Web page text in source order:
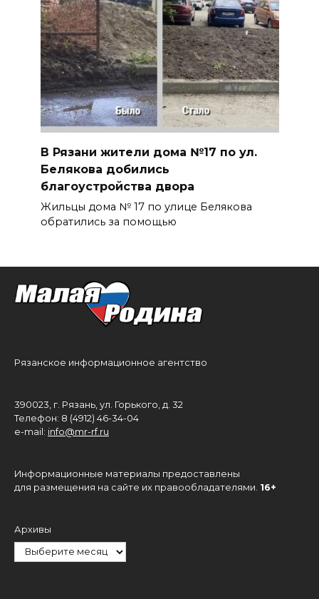
В Рязани жители дома №17 по ул.
Белякова добились
благоустройства двора
Жильцы дома № 17 по улице Белякова
обратились за помощью
Рязанское информационное агентство
390023, г. Рязань, ул. Горького, д. 32
Телефон: 8 (4912) 46-34-04
e-mail: info@mr-rf.ru
Информационные материалы предоставлены
для размещения на сайте их правообладателями. 16+
Архивы